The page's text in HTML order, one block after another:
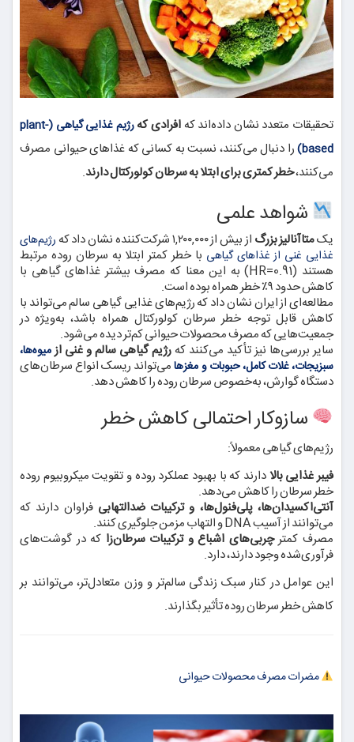
تحقیقات متعدد نشان داده‌اند که افرادی که
رژیم غذایی گیاهی (plant-
based) را دنبال می‌کنند، نسبت به کسانی که غذاهای حیوانی مصرف
می‌کنند،خطر کمتری برای ابتلا به سرطان کولورکتال دارند.
شواهد علمی
یکمتاآنالیز بزرگ از بیش از ۱,۲۰۰,۰۰۰ شرکت‌کننده نشان داد که
رژیم‌های
غذایی غنی از غذاهای گیاهی با خطر کمتر ابتلا به سرطان روده مرتبط
هستند (HR=0.91) به این معنا که مصرف بیشتر غذاهای گیاهی با
کاهش حدود ۹٪ خطر همراه بوده است.
مطالعه‌ای از ایران نشان داد که رژیم‌های غذایی گیاهی سالم می‌تواند با
کاهش قابل توجه خطر سرطان کولورکتال همراه باشد، به‌ویژه در
جمعیت‌هایی که مصرف محصولات حیوانی کم‌تر دیده می‌شود.
سایر بررسی‌ها نیز تأکید می‌کنند که رژیم گیاهی سالم و غنی ازمیوه‌ها،
سبزیجات، غلات کامل، حبوبات و مغزهامی‌تواند ریسک انواع سرطان‌های
دستگاه گوارش، به‌خصوص سرطان روده را کاهش دهد.
سازوکار احتمالی کاهش خطر
رژیم‌های گیاهی معمولاً:
فیبر غذایی بالادارند که با بهبود عملکرد روده و تقویت میکروبیوم روده
خطر سرطان را کاهش می‌دهد.
آنتی‌اکسیدان‌ها، پلی‌فنول‌ها، و ترکیبات ضدالتهابی فراوان دارند که
می‌توانند از آسیب DNA و التهاب مزمن جلوگیری کنند.
مصرف کمترچربی‌های اشباع و ترکیبات سرطان‌زا که در گوشت‌های
فرآوری‌شده وجود دارند، دارد.
این عوامل در کنار سبک زندگی سالم‌تر و وزن متعادل‌تر، می‌توانند بر
کاهش خطر سرطان روده تأثیر بگذارند.
مضرات مصرف محصولات حیوانی